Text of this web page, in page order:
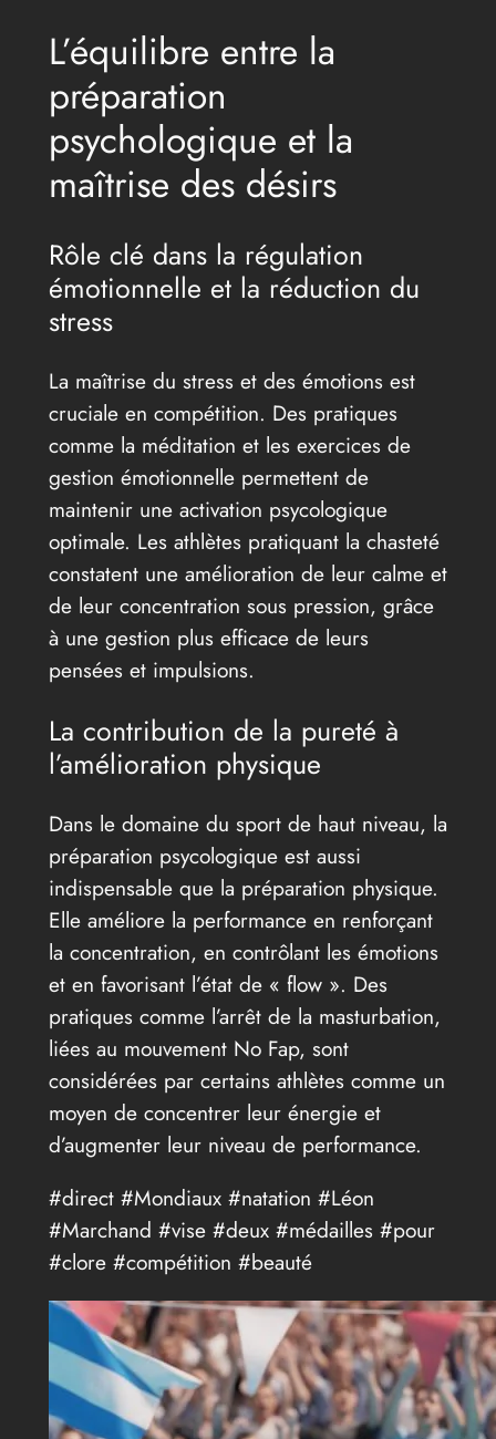
L’équilibre entre la
préparation
psychologique et la
maîtrise des désirs
Rôle clé dans la régulation
émotionnelle et la réduction du
stress
La maîtrise du stress et des émotions est
cruciale en compétition. Des pratiques
comme la méditation et les exercices de
gestion émotionnelle permettent de
maintenir une activation psycologique
optimale. Les athlètes pratiquant la chasteté
constatent une amélioration de leur calme et
de leur concentration sous pression, grâce
à une gestion plus efficace de leurs
pensées et impulsions.
La contribution de la pureté à
l’amélioration physique
Dans le domaine du sport de haut niveau, la
préparation psycologique est aussi
indispensable que la préparation physique.
Elle améliore la performance en renforçant
la concentration, en contrôlant les émotions
et en favorisant l’état de « flow ». Des
pratiques comme l’arrêt de la masturbation,
liées au mouvement No Fap, sont
considérées par certains athlètes comme un
moyen de concentrer leur énergie et
d’augmenter leur niveau de performance.
#direct #Mondiaux #natation #Léon
#Marchand #vise #deux #médailles #pour
#clore #compétition #beauté